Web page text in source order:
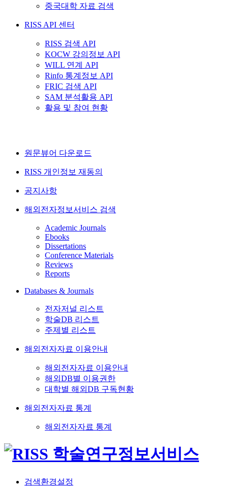
중국대학 자료 검색
RISS API 센터
RISS 검색 API
KOCW 강의정보 API
WILL 연계 API
Rinfo 통계정보 API
FRIC 검색 API
SAM 분석활용 API
활용 및 참여 현황
원문뷰어 다운로드
RISS 개인정보 재동의
공지사항
해외전자정보서비스 검색
Academic Journals
Ebooks
Dissertations
Conference Materials
Reviews
Reports
Databases & Journals
전자저널 리스트
학술DB 리스트
주제별 리스트
해외전자자료 이용안내
해외전자자료 이용안내
해외DB별 이용권한
대학별 해외DB 구독현황
해외전자자료 통계
해외전자자료 통계
검색환경설정